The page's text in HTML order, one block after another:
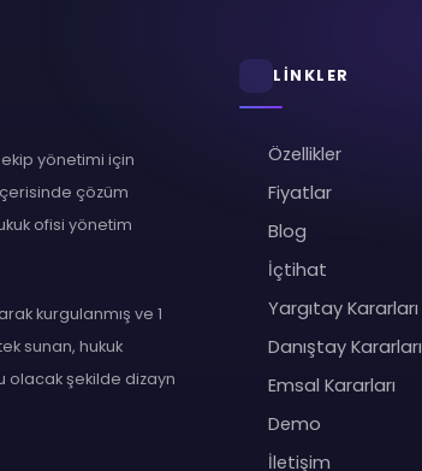
ekip yönetimi için
çözüm
ofisi yönetim
kurgulanmış ve 1
sunan, hukuk
olacak şekilde dizayn
LİNKLER
Özellikler
Fiyatlar
Blog
İçtihat
Yargıtay Kararları
Danıştay Kararları
Emsal Kararları
Demo
İletişim